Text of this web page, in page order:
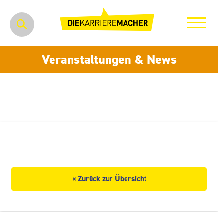
Veranstaltungen & News
« Zurück zur Übersicht